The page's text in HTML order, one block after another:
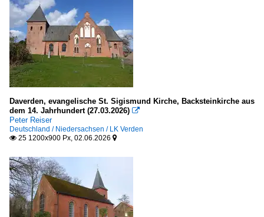
Daverden, evangelische St. Sigismund Kirche, Backsteinkirche aus
dem 14. Jahrhundert (27.03.2026) 
Peter Reiser
Deutschland / Niedersachsen / LK Verden
 25 1200x900 Px, 02.06.2026 